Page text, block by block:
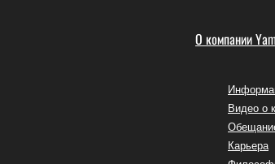
О компании
Видео о
Карьера